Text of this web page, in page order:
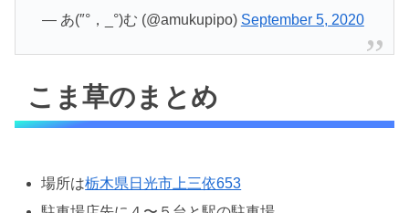
— あ(″°，_°)む (@amukupipo) September 5, 2020
こま草のまとめ
場所は栃木県日光市上三依653